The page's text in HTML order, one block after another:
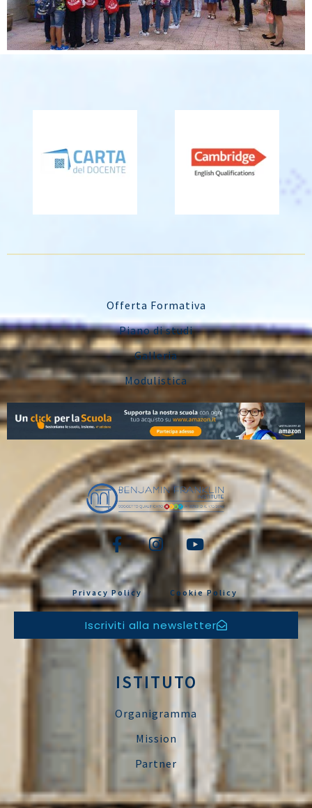
Offerta Formativa
Piano di studi
Galleria
Modulistica
Privacy Policy Cookie Policy
Iscriviti alla newsletter
ISTITUTO
Organigramma
Mission
Partner